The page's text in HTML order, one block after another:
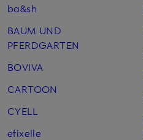
ba&sh
BAUM UND
PFERDGARTEN
BOVIVA
CARTOON
CYELL
efixelle